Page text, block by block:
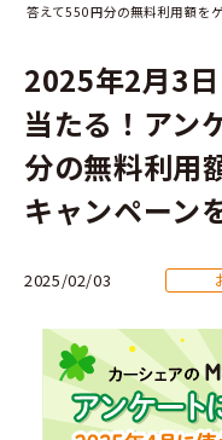
答えて550円分の無料利用額を
2025年2月3
当たる！アン
分の無料利用
キャンペーン
2025/02/03